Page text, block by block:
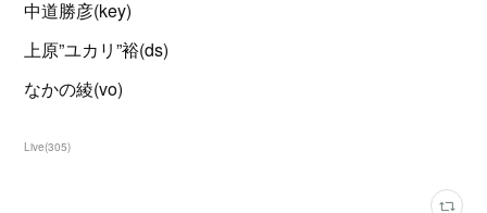
中道勝彦(key)
上原”ユカリ”裕(ds)
なかの綾(vo)
Live(305)